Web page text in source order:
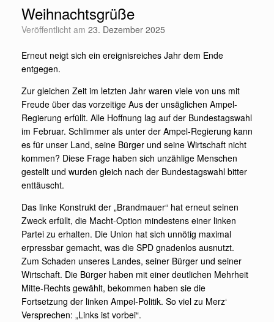
Weihnachtsgrüße
Veröffentlicht am 23. Dezember 2025
Erneut neigt sich ein ereignisreiches Jahr dem Ende
entgegen.
Zur gleichen Zeit im letzten Jahr waren viele von uns mit
Freude über das vorzeitige Aus der unsäglichen Ampel-
Regierung erfüllt. Alle Hoffnung lag auf der Bundestagswahl
im Februar. Schlimmer als unter der Ampel-Regierung kann
es für unser Land, seine Bürger und seine Wirtschaft nicht
kommen? Diese Frage haben sich unzählige Menschen
gestellt und wurden gleich nach der Bundestagswahl bitter
enttäuscht.
Das linke Konstrukt der „Brandmauer“ hat erneut seinen
Zweck erfüllt, die Macht-Option mindestens einer linken
Partei zu erhalten. Die Union hat sich unnötig maximal
erpressbar gemacht, was die SPD gnadenlos ausnutzt.
Zum Schaden unseres Landes, seiner Bürger und seiner
Wirtschaft. Die Bürger haben mit einer deutlichen Mehrheit
Mitte-Rechts gewählt, bekommen haben sie die
Fortsetzung der linken Ampel-Politik. So viel zu Merz‘
Versprechen: „Links ist vorbei“.